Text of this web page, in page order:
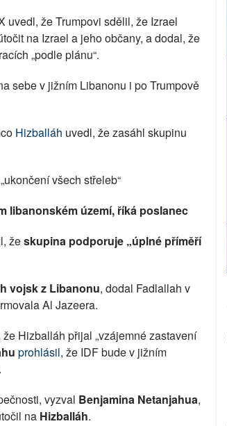
uvedl, že Trumpovi sdělil, že Izrael
na Izrael a jeho občany, a dodal, že
„podle plánu“.
sebe v jižním Libanonu i po Trumpově
Hizballáh uvedl, že zasáhl skupinu
všech střeleb“
libanonském území, říká poslanec
žeskupina podporuje „úplné příměří
vojsk z Libanonu, dodal Fadlallah v
Al Jazeera.
že Hizballáh přijal „vzájemné zastavení
prohlásil, že IDF bude v jižním
vyzval Benjamina Netanjahua,
na Hizballáh.